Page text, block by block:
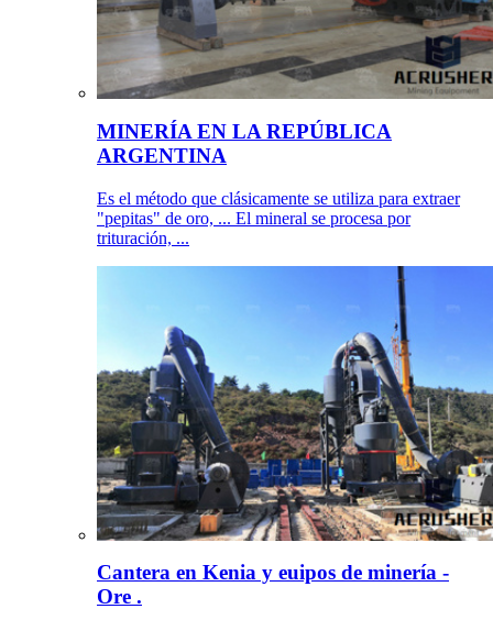
MINERÍA EN LA REPÚBLICA
ARGENTINA
Es el método que clásicamente se utiliza para extraer
"pepitas" de oro, ... El mineral se procesa por
trituración, ...
Cantera en Kenia y euipos de minería -
Ore .